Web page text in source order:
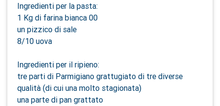
Ingredienti per la pasta:
1 Kg di farina bianca 00
un pizzico di sale
8/10 uova
Ingredienti per il ripieno:
tre parti di Parmigiano grattugiato di tre diverse
qualità (di cui una molto stagionata)
una parte di pan grattato